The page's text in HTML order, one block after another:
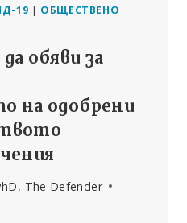
19 | ОБЩЕСТВЕНО
обяви за
на одобрени
The Defender